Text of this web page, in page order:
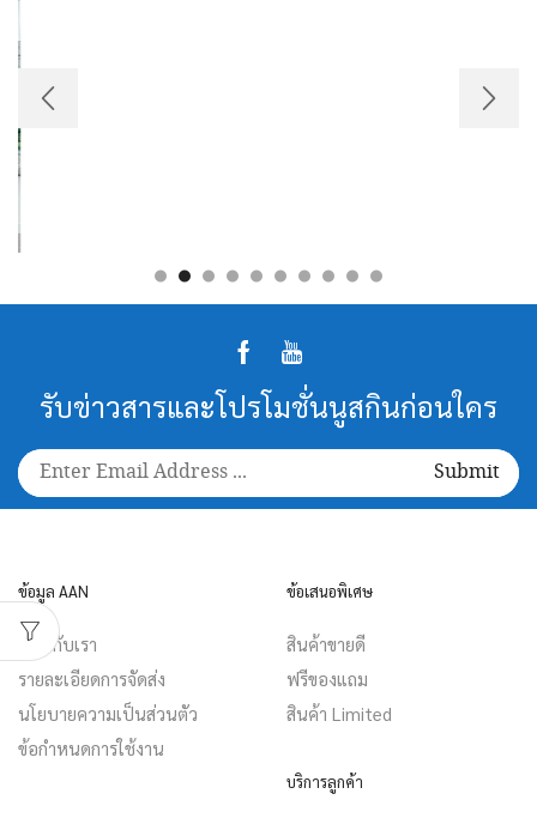
Facebook
Youtube
รับข่าวสารและโปรโมชั่นนูสกินก่อนใคร
ข้อมูล AAN
เกี่ยวกับเรา
รายละเอียดการจัดส่ง
นโยบายความเป็นส่วนตัว
ข้อกำหนดการใช้งาน
ข้อเสนอพิเศษ
สินค้าขายดี
ฟรีของแถม
สินค้า Limited
บริการลูกค้า